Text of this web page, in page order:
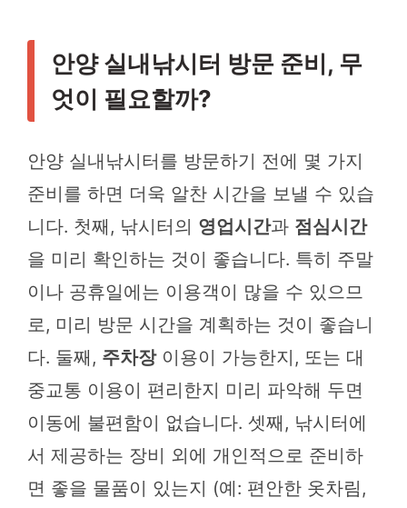
안양 실내낚시터 방문 준비, 무
엇이 필요할까?
안양 실내낚시터를 방문하기 전에 몇 가지
준비를 하면 더욱 알찬 시간을 보낼 수 있습
니다. 첫째, 낚시터의 영업시간과 점심시간
을 미리 확인하는 것이 좋습니다. 특히 주말
이나 공휴일에는 이용객이 많을 수 있으므
로, 미리 방문 시간을 계획하는 것이 좋습니
다. 둘째, 주차장이용이 가능한지, 또는 대
중교통 이용이 편리한지 미리 파악해 두면
이동에 불편함이 없습니다. 셋째, 낚시터에
서 제공하는 장비 외에 개인적으로 준비하
면 좋을 물품이 있는지 (예: 편안한 옷차림,